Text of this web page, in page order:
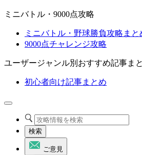
ミニバトル・9000点攻略
ミニバトル・野球勝負攻略まと
9000点チャレンジ攻略
ユーザージャンル別おすすめ記事ま
初心者向け記事まとめ
検索
ご意見